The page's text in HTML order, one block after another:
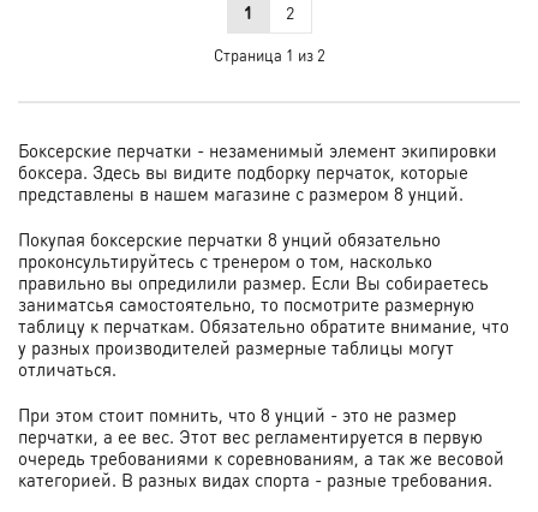
1 2
Страница 1 из 2
Боксерские перчатки - незаменимый элемент экипировки
боксера. Здесь вы видите подборку перчаток, которые
представлены в нашем магазине с размером 8 унций.
Покупая боксерские перчатки 8 унций обязательно
проконсультируйтесь с тренером о том, насколько
правильно вы опредилили размер. Если Вы собираетесь
заниматсья самостоятельно, то посмотрите размерную
таблицу к перчаткам. Обязательно обратите внимание, что
у разных производителей размерные таблицы могут
отличаться.
При этом стоит помнить, что 8 унций - это не размер
перчатки, а ее вес. Этот вес регламентируется в первую
очередь требованиями к соревнованиям, а так же весовой
категорией. В разных видах спорта - разные требования.